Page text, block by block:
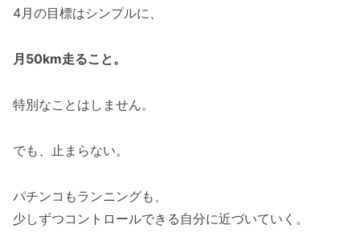
4月の目標はシンプルに、
月50km走ること。
特別なことはしません。
でも、止まらない。
パチンコもランニングも、
少しずつコントロールできる自分に近づいていく。